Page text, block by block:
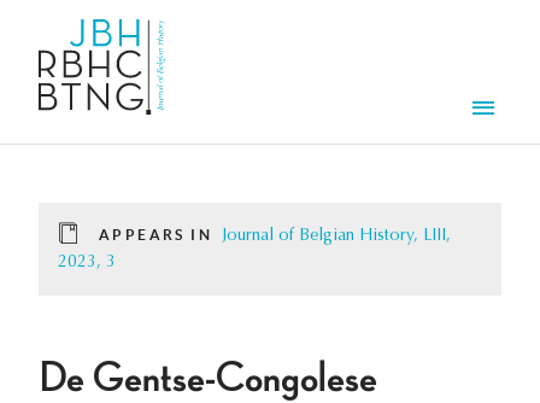
APPEARS IN
Journal of Belgian History, LIII,
2023, 3
De Gentse-Congolese